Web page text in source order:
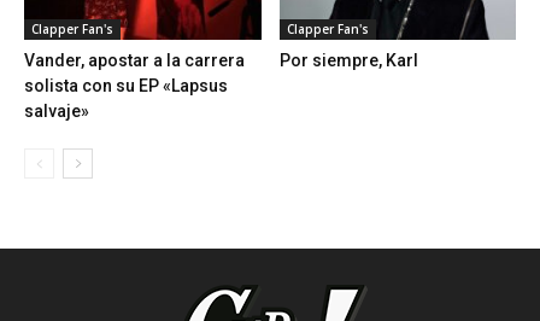
Clapper Fan's
Vander, apostar a la carrera
solista con su EP «Lapsus
salvaje»
Clapper Fan's
Por siempre, Karl